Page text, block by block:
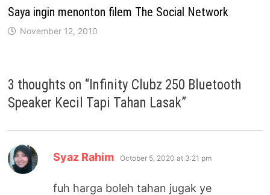
Saya ingin menonton filem The Social Network
November 12, 2010
3 thoughts on “Infinity Clubz 250 Bluetooth
Speaker Kecil Tapi Tahan Lasak”
Syaz Rahim says:
October 5, 2020 at 3:21 pm
fuh harga boleh tahan jugak ye